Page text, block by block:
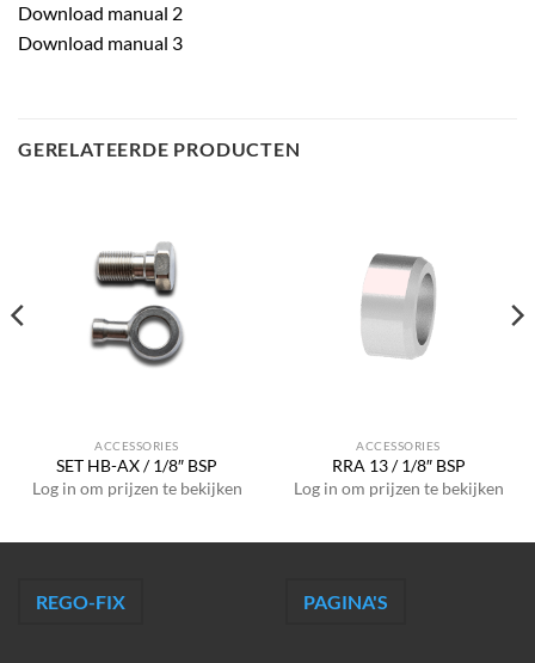
Download manual 2
Download manual 3
GERELATEERDE PRODUCTEN
ACCESSORIES
SET HB-AX / 1/8″ BSP
Log in om prijzen te bekijken
ACCESSORIES
RRA 13 / 1/8″ BSP
Log in om prijzen te bekijken
REGO-FIX PAGINA'S